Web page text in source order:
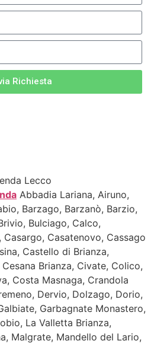
Richiesta
Abbadia Lariana, Airuno,
Barzago, Barzanò, Barzio,
Bulciago, Calco,
Casatenovo, Cassago
Castello di Brianza,
Brianza, Civate, Colico,
Costa Masnaga, Crandola
Dervio, Dolzago, Dorio,
Garbagnate Monastero,
La Valletta Brianza,
Malgrate, Mandello del Lario,